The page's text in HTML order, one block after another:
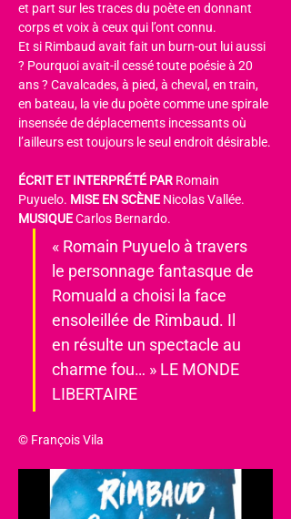
et part sur les traces du poète en donnant
corps et voix à ceux qui l’ont connu.
Et si Rimbaud avait fait un burn-out lui aussi
? Pourquoi avait-il cessé toute poésie à 20
ans ? Cavalcades, à pied, à cheval, en train,
en bateau, la vie du poète comme une spirale
insensée de déplacements incessants où
l’ailleurs est toujours le seul endroit désirable.
ÉCRIT ET INTERPRÉTÉ PAR Romain
Puyuelo. MISE EN SCÈNE Nicolas Vallée.
MUSIQUE Carlos Bernardo.
« Romain Puyuelo à travers
le personnage fantasque de
Romuald a choisi la face
ensoleillée de Rimbaud. Il
en résulte un spectacle au
charme fou… » LE MONDE
LIBERTAIRE
© François Vila